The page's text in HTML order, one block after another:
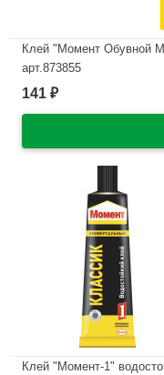
Клей "Момент Обувной
арт.873855
В наличии
141 ₽
Клей "Момент-1"